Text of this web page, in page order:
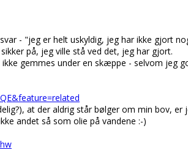
- "jeg er helt uskyldig, jeg har ikke gjort
på, jeg ville stå ved det, jeg har gjort.
gemmes under en skæppe - selvom jeg
at der aldrig står bølger om min bov, er
andet så som olie på vandene :-)